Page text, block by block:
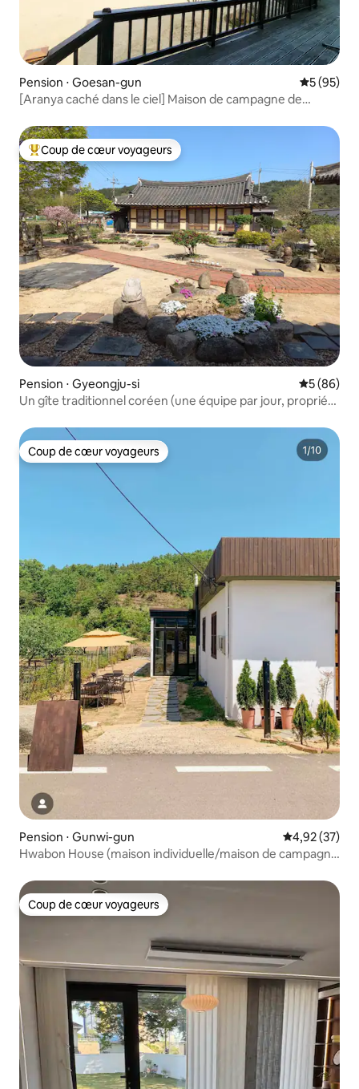
Pension ⋅ Goesan-gun
5 (95)
[Aranya caché dans le ciel] Maison de campagne de
piscine à côté de la vallée
Coups de cœur voyageurs les plus appréciés
Coup de cœur voyageurs
Pension ⋅ Gyeongju-si
5 (86)
Un gîte traditionnel coréen (une équipe par jour, propriété
(musée d'art de Yaseon)
Coup de cœur voyageurs
Coup de cœur voyageurs
Pension ⋅ Gunwi-gun Évaluation
4,92 (37)
Hwabon House (maison individuelle/maison de campagne
Coup de cœur voyageurs
Coup de cœur voyageurs